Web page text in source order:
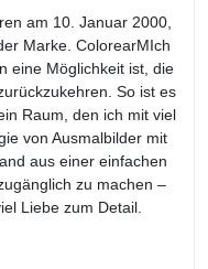
am 10. Januar 2000,
Marke. ColorearMIch
eine Möglichkeit ist, die
So ist es
Raum, den ich mit viel
von Ausmalbilder mit
aus einer einfachen
zu machen –
Liebe zum Detail.